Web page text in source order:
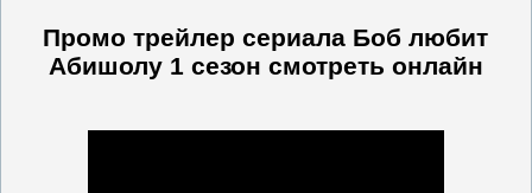
Промо трейлер сериала Боб любит
Абишолу 1 сезон смотреть онлайн